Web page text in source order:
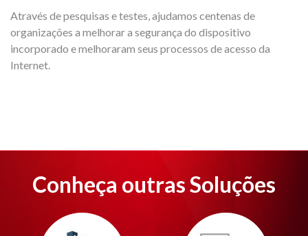
Através de pesquisas e testes, ajudamos centenas de
organizações a melhorar a segurança do dispositivo
incorporado e melhoraram seus processos de acesso da
Internet.
Conheça outras Soluções